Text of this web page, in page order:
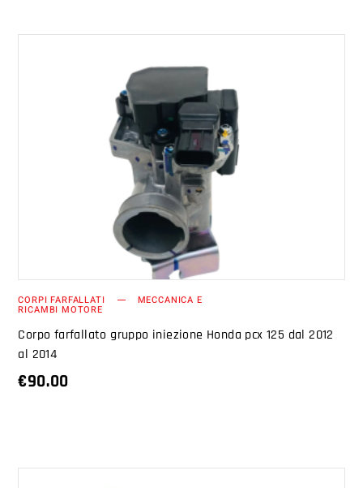
AGGIUNGI AL CARRELLO
CORPI FARFALLATI MECCANICA E
RICAMBI MOTORE
Corpo farfallato gruppo iniezione Honda pcx 125 dal 2012
al 2014
€90.00